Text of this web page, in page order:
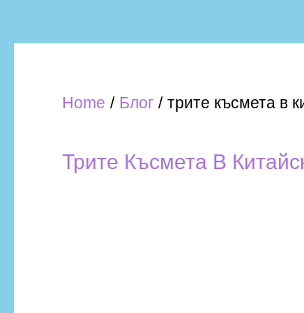
Home Блог трите късмета в
Трите Късмета В